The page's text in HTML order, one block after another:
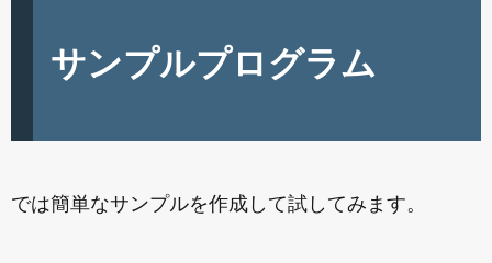
サンプルプログラム
では簡単なサンプルを作成して試してみます。